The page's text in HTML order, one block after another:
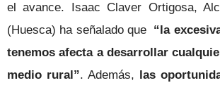
el avance. Isaac Claver Ortigosa,
(Huesca) ha señalado que “la
tenemos afecta a desarrollar
medio rural”. Además,
las